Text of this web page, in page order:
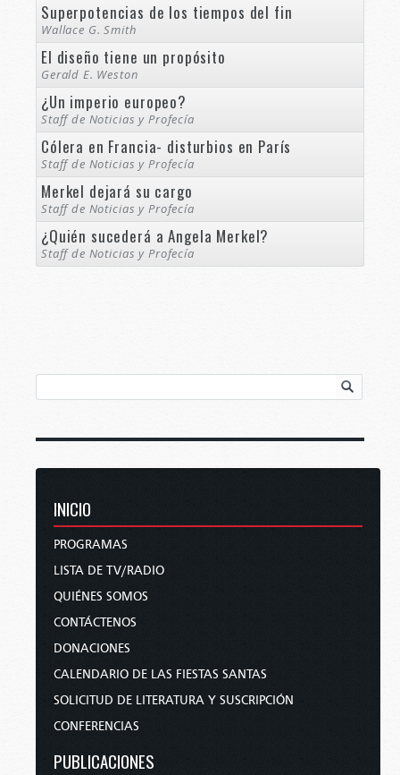
Superpotencias de los tiempos del fin
Wallace G. Smith
El diseño tiene un propósito
Gerald E. Weston
¿Un imperio europeo?
Staff de Noticias y Profecía
Cólera en Francia- disturbios en París
Staff de Noticias y Profecía
Merkel dejará su cargo
Staff de Noticias y Profecía
¿Quién sucederá a Angela Merkel?
Staff de Noticias y Profecía
INICIO
PROGRAMAS
LISTA DE TV/RADIO
QUIÉNES SOMOS
CONTÁCTENOS
DONACIONES
CALENDARIO DE LAS FIESTAS SANTAS
SOLICITUD DE LITERATURA Y SUSCRIPCIÓN
CONFERENCIAS
PUBLICACIONES